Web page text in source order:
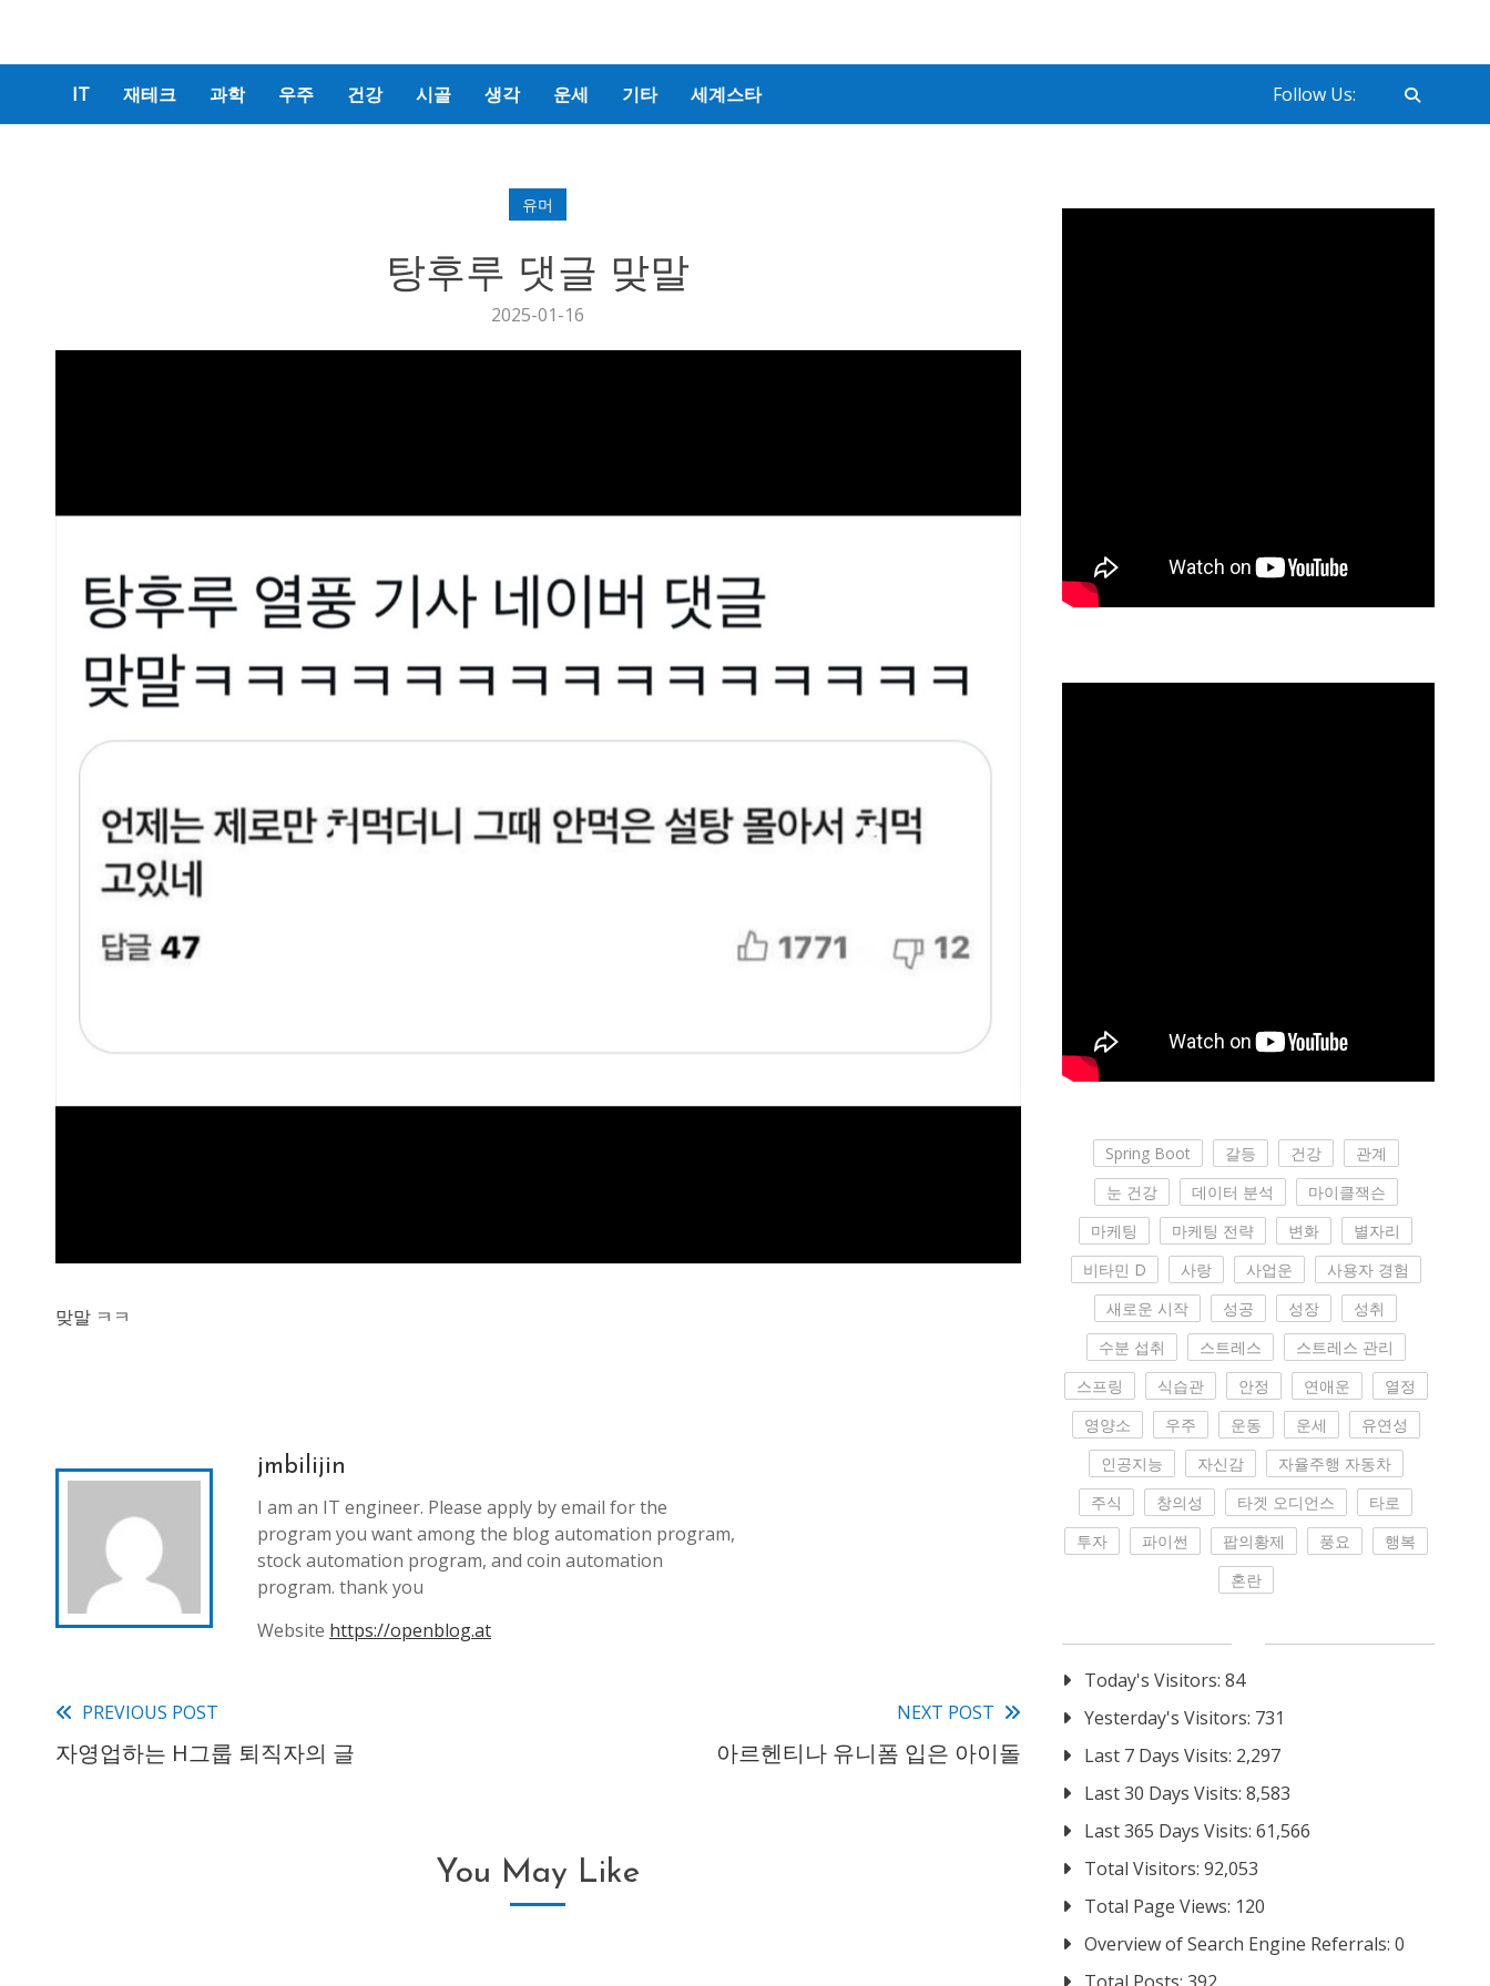
IT 재테크 과학 우주 건강 시골 생각 운세 기타 세계스타 Follow Us:
유머
탕후루 댓글 맞말
2025-01-16
맞말 ㅋㅋ
jmbilijin
I am an IT engineer. Please apply by email for the
program you want among the blog automation program,
stock automation program, and coin automation
program. thank you
Website https://openblog.at
Read
more
PREVIOUS POST
자영업하는 H그룹 퇴직자의 글
NEXT POST
아르헨티나 유니폼 입은 아이돌
You May Like
Spring Boot 갈등 건강
관계
눈 건강
데이터 분석
마이클잭슨
마케팅
마케팅 전략 변화
별자리
비타민 D
사랑 사업운
사용자 경험
새로운 시작
성공 성장
성취
수분 섭취
스트레스
스트레스 관리
스프링
식습관 안정 연애운
열정
영양소
우주 운동 운세
유연성
인공지능
자신감
자율주행 자동차
주식
창의성 타겟 오디언스
타로
투자
파이썬 팝의황제 풍요
행복
혼란
Today's Visitors:84
Yesterday's Visitors: 731
Last 7 Days Visits: 2,297
Last 30 Days Visits:8,583
Last 365 Days Visits:61,566
Total Visitors:92,053
Total Page Views: 120
Overview of Search Engine Referrals:0